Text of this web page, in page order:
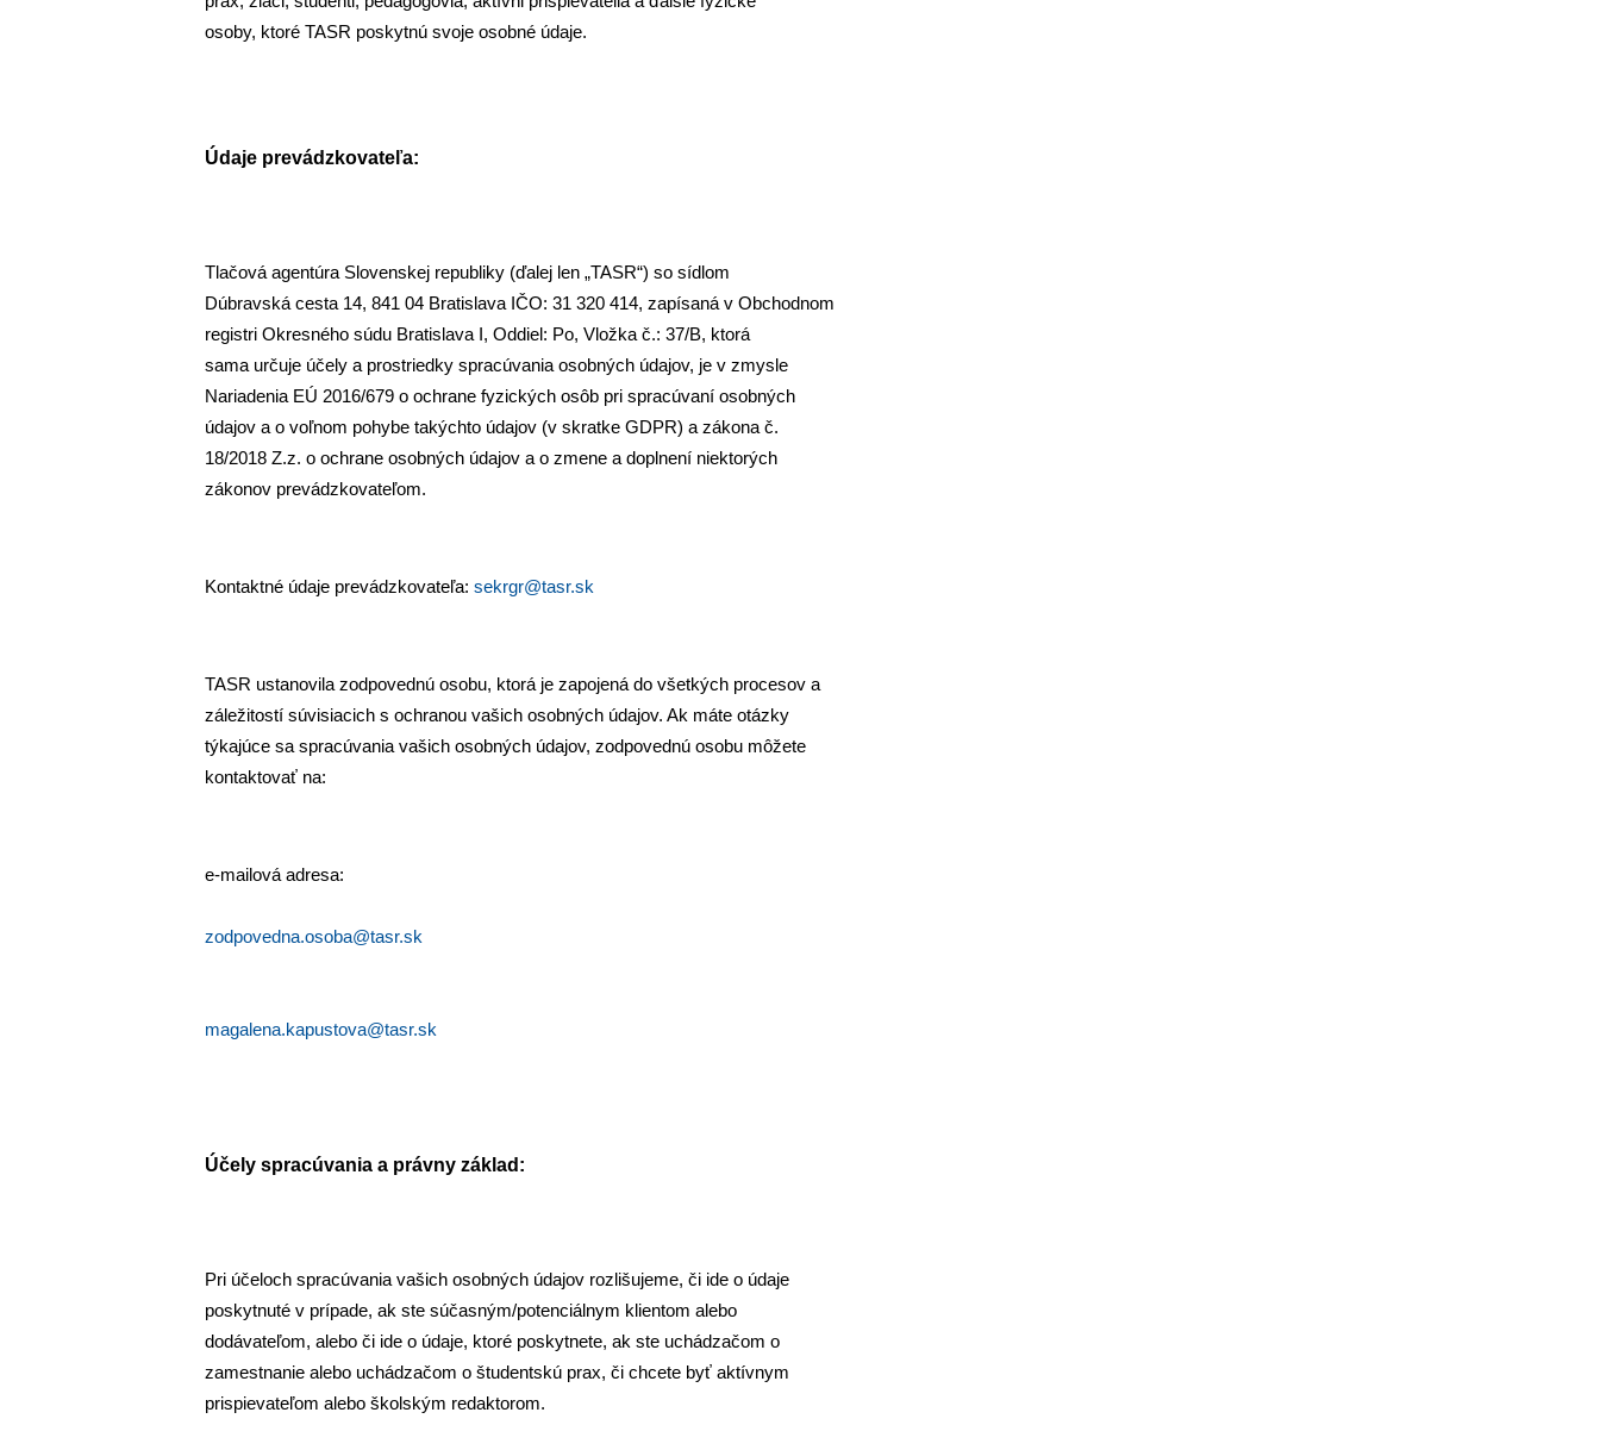
osoby, ktoré TASR poskytnú svoje osobné údaje.
Údaje prevádzkovateľa:
Tlačová agentúra Slovenskej republiky (ďalej len „TASR“) so sídlom
Dúbravská cesta 14, 841 04 Bratislava IČO: 31 320 414, zapísaná v Obchodnom
registri Okresného súdu Bratislava I, Oddiel: Po, Vložka č.: 37/B, ktorá
sama určuje účely a prostriedky spracúvania osobných údajov, je v zmysle
Nariadenia EÚ 2016/679 o ochrane fyzických osôb pri spracúvaní osobných
údajov a o voľnom pohybe takýchto údajov (v skratke GDPR) a zákona č.
18/2018 Z.z. o ochrane osobných údajov a o zmene a doplnení niektorých
zákonov prevádzkovateľom.
Kontaktné údaje prevádzkovateľa: sekrgr@tasr.sk
TASR ustanovila zodpovednú osobu, ktorá je zapojená do všetkých procesov a
záležitostí súvisiacich s ochranou vašich osobných údajov. Ak máte otázky
týkajúce sa spracúvania vašich osobných údajov, zodpovednú osobu môžete
kontaktovať na:
e-mailová adresa:
zodpovedna.osoba@tasr.sk
magalena.kapustova@tasr.sk
Účely spracúvania a právny základ:
Pri účeloch spracúvania vašich osobných údajov rozlišujeme, či ide o údaje
poskytnuté v prípade, ak ste súčasným/potenciálnym klientom alebo
dodávateľom, alebo či ide o údaje, ktoré poskytnete, ak ste uchádzačom o
zamestnanie alebo uchádzačom o študentskú prax, či chcete byť aktívnym
prispievateľom alebo školským redaktorom.